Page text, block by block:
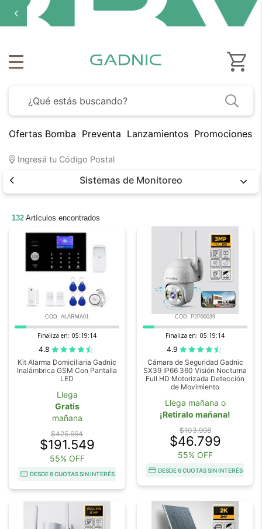
Ofertas Bomba Preventa Lanzamientos Promociones
Ingresá tu Código Postal
Sistemas de Monitoreo
132 Artículos encontrados
COD. ALARMA01
Finaliza en: 05:19:14
4.8
Kit Alarma Domiciliaria Gadnic
Inalámbrica GSM Con Pantalla
LED
Llega
Gratis
mañana
$425.664
$191.549
55% OFF
DESDE 6 CUOTAS SIN INTERÉS
COD. P2P00039
Finaliza en: 05:19:14
4.9
Cámara de Seguridad Gadnic
SX39 IP66 360 Visión Nocturna
Full HD Motorizada Detección
de Movimiento
Llega mañana o
¡Retiralo mañana!
$103.998
$46.799
55% OFF
DESDE 6 CUOTAS SIN INTERÉS